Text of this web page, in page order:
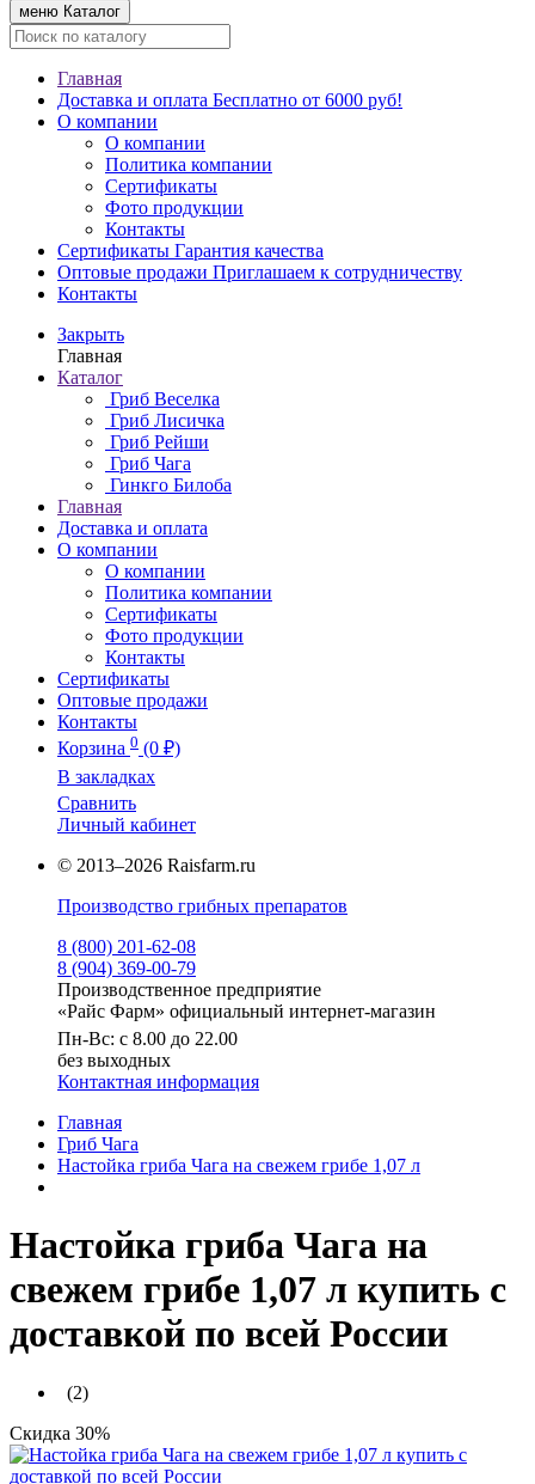
меню Каталог
Главная
Доставка и оплата Бесплатно от 6000 руб!
О компании
О компании
Политика компании
Сертификаты
Фото продукции
Контакты
Сертификаты Гарантия качества
Оптовые продажи Приглашаем к сотрудничеству
Контакты
Закрыть
Главная
Каталог
Гриб Веселка
Гриб Лисичка
Гриб Рейши
Гриб Чага
Гинкго Билоба
Главная
Доставка и оплата
О компании
О компании
Политика компании
Сертификаты
Фото продукции
Контакты
Сертификаты
Оптовые продажи
Контакты
Корзина 0 (0 ₽)
В закладках
Сравнить
Личный кабинет
© 2013–2026 Raisfarm.ru
Производство грибных препаратов
8 (800) 201-62-08
8 (904) 369-00-79
Производственное предприятие
«Райс Фарм» официальный интернет-магазин
Пн-Вс: с 8.00 до 22.00
без выходных
Контактная информация
Главная
Гриб Чага
Настойка гриба Чага на свежем грибе 1,07 л
Настойка гриба Чага на
свежем грибе 1,07 л купить с
доставкой по всей России
(2)
Скидка 30%